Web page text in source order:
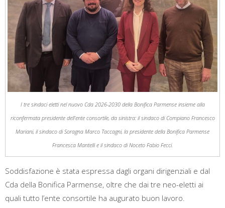
I tre sindaci eletti nel nuovo Cda 2026-2030 della Bonifica Parmense insieme alla
riconfermata presidente dell’ente consortile, da sinistra: il sindaco di Compiano Francesco
Mariani, il sindaco di Soragna Marco Taccagni, la presidente della Bonifica Parmense
Francesca Mantelli e il sindaco di Noceto Fabio Fecci.
Soddisfazione è stata espressa dagli organi dirigenziali e dal
Cda della Bonifica Parmense, oltre che dai tre neo-eletti ai
quali tutto l’ente consortile ha augurato buon lavoro.